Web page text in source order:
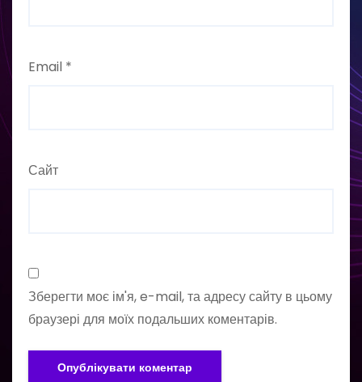
Email *
Сайт
Зберегти моє ім'я, e-mail, та адресу сайту в цьому
браузері для моїх подальших коментарів.